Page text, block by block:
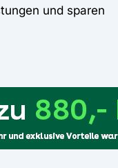
und sparen